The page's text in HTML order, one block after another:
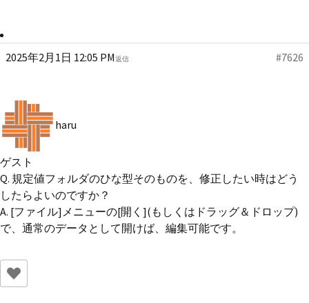
2025年2月1日 12:05 PM #7626
返信
haru
ゲスト
Q. 規定値フォルダのひな型そのものを、修正したい時はどう
したらよいのですか？
A. [ファイル]メニューの[開く](もしくはドラッグ＆ドロップ)
で、通常のデータとして開けば、編集可能です。